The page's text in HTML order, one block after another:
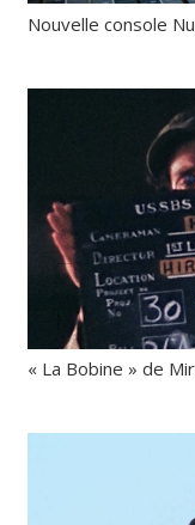
Nouvelle console
« La Bobine » de